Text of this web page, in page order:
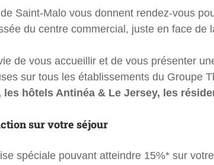
Saint-Malo vous donnent rendez-vous
du centre commercial, juste en face de
de vous accueillir et de vous présenter
sur tous les établissements du Groupe
les hôtels Antinéa & Le Jersey, les
sur votre séjour
spéciale pouvant atteindre 15%* sur